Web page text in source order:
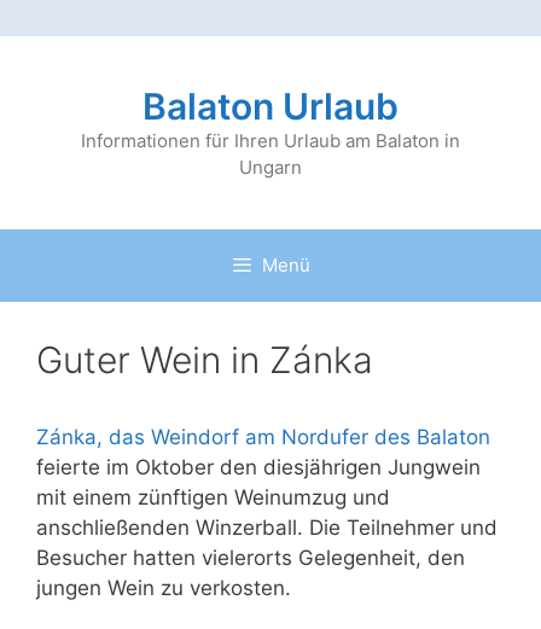
Balaton Urlaub
Informationen für Ihren Urlaub am Balaton in
Ungarn
Menü
Guter Wein in Zánka
Zánka, das Weindorf am Nordufer des Balaton
feierte im Oktober den diesjährigen Jungwein
mit einem zünftigen Weinumzug und
anschließenden Winzerball. Die Teilnehmer und
Besucher hatten vielerorts Gelegenheit, den
jungen Wein zu verkosten.